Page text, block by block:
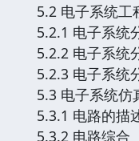
5.2 电子系统工
5.2.1 电子系统
5.2.2 电子系统
5.2.3 电子系统
5.3 电子系统仿
5.3.1 电路的描
5.3.2 电路综合